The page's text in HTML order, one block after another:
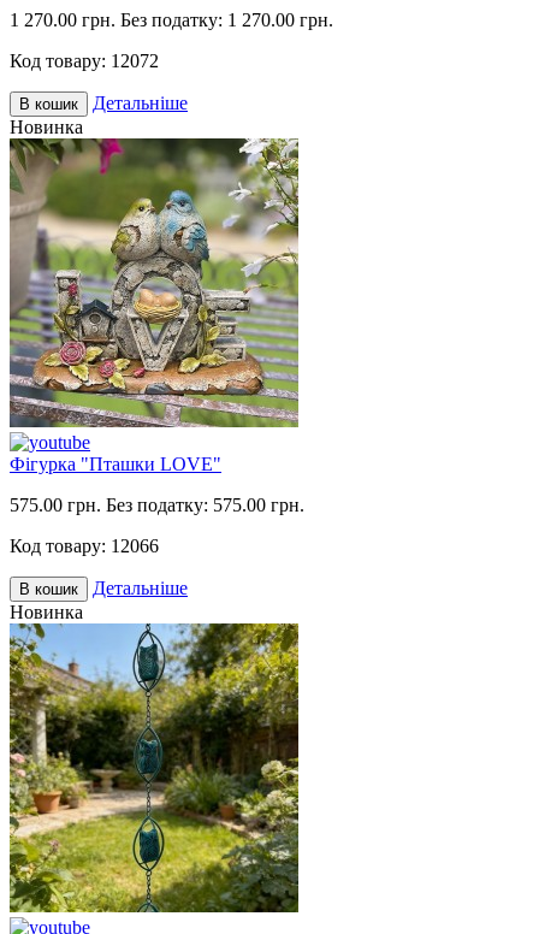
1 270.00 грн. Без податку: 1 270.00 грн.
Код товару: 12072
В кошик
Детальніше
Новинка
Фігурка "Пташки LOVE"
575.00 грн. Без податку: 575.00 грн.
Код товару: 12066
В кошик
Детальніше
Новинка